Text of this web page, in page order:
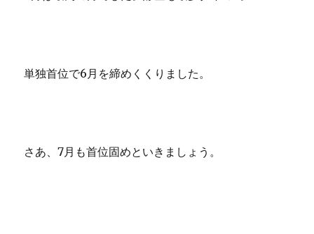
単独首位で6月を締めくくりました。
さあ、7月も首位固めといきましょう。